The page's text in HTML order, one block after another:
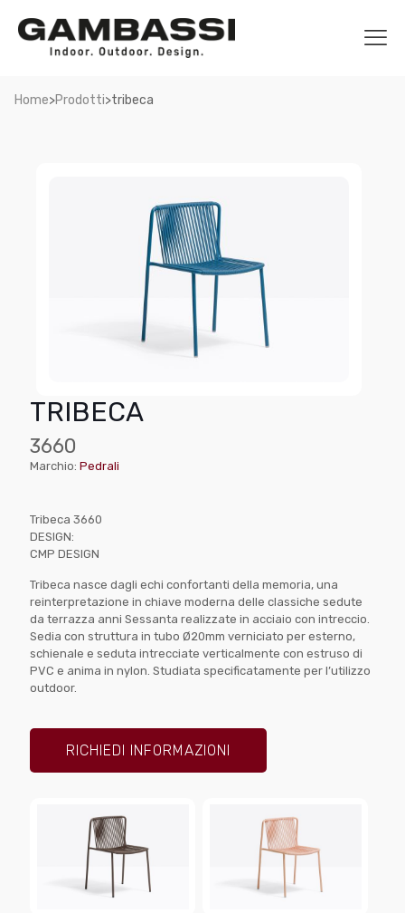
Home>Prodotti>tribeca
TRIBECA
3660
Marchio: Pedrali
Tribeca 3660
DESIGN:
CMP DESIGN
Tribeca nasce dagli echi confortanti della memoria, una
reinterpretazione in chiave moderna delle classiche sedute
da terrazza anni Sessanta realizzate in acciaio con intreccio.
Sedia con struttura in tubo Ø20mm verniciato per esterno,
schienale e seduta intrecciate verticalmente con estruso di
PVC e anima in nylon. Studiata specificatamente per l’utilizzo
outdoor.
RICHIEDI INFORMAZIONI